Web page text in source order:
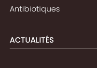
Antibiotiques
ACTUALITÉS